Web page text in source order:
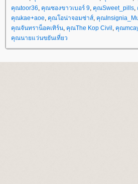
คุณtoor36, คุณซองขาวเบอร์ 9, คุณSweet_pills,
คุณkae+aoe, คุณโอน่าจอมซ่าส์, คุณ
คุณจันทราน็อคเทิร์น, คุณThe Kop Civil , คุณ
คุณนายแว่นขยันเที่ยว